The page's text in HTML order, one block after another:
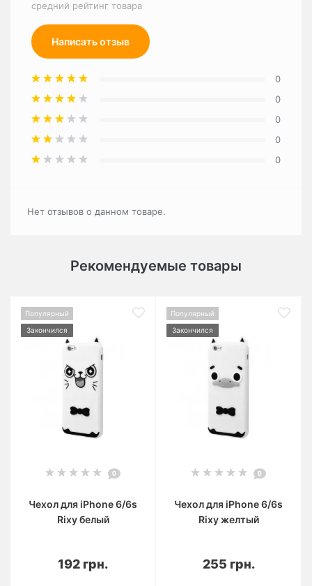
средний рейтинг товара
Написать отзыв
0
0
0
0
0
Нет отзывов о данном товаре.
Рекомендуемые товары
Популярный
Закончился
0
Чехол для iPhone 6/6s
Rixy белый
192 грн.
Популярный
Закончился
0
Чехол для iPhone 6/6s
Rixy желтый
255 грн.